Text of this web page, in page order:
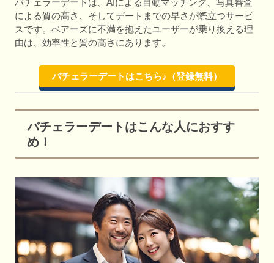
バチェラーデートは、AIによる自動マッチング、写真審査
による質の高さ、そしてデートまでの早さが際立つサービ
スです。ペアーズに不満を抱えたユーザーが乗り換える理
由は、効率性と質の高さにあります。
バチェラーデートはこちら♪（登録無料）
バチェラーデートはこんな人におすす
め！